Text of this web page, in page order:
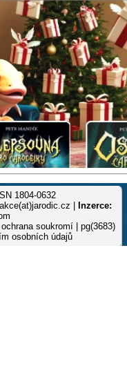
1804-0632
|
Inzerce:
soukromí | pg(3683)
osobních údajů